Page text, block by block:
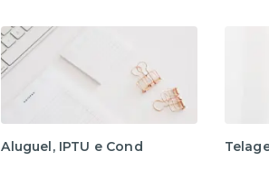
Aluguel, IPTU e Cond